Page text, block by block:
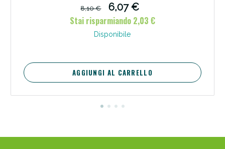
8,10 €
6,07 €
Stai risparmiando 2,03 €
Disponibile
AGGIUNGI AL CARRELLO
Scopri le offerte di Oggi